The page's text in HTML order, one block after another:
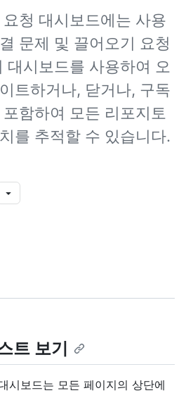
청 대시보드에는 사용
문제 및 끌어오기 요청
대시보드를 사용하여 오
트하거나, 닫거나, 구독
함하여 모든 리포지토
를 추적할 수 있습니다.
트 보기
시보드는 모든 페이지의 상단에